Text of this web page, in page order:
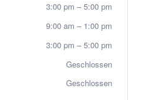
3:00 pm –5:00 pm
9:00 am – 1:00 pm
3:00 pm –5:00 pm
Geschlossen
Geschlossen